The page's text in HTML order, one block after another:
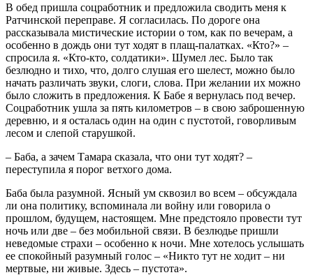
В обед пришла соцработник и предложила сводить меня к
Ратчинской переправе. Я согласилась. По дороге она
рассказывала мистические истории о том, как по вечерам, а
особенно в дождь они тут ходят в плащ-палатках. «Кто?» –
спросила я. «Кто-кто, солдатики». Шумел лес. Было так
безлюдно и тихо, что, долго слушая его шелест, можно было
начать различать звуки, слоги, слова. При желании их можно
было сложить в предложения. К Бабе я вернулась под вечер.
Соцработник ушла за пять километров – в свою заброшенную
деревню, и я осталась один на один с пустотой, говорливым
лесом и слепой старушкой.
– Баба, а зачем Тамара сказала, что они тут ходят? –
переступила я порог ветхого дома.
Баба была разумной. Ясный ум сквозил во всем – обсуждала
ли она политику, вспоминала ли войну или говорила о
прошлом, будущем, настоящем. Мне предстояло провести тут
ночь или две – без мобильной связи. В безлюдье пришли
неведомые страхи – особенно к ночи. Мне хотелось услышать
ее спокойный разумный голос – «Никто тут не ходит – ни
мертвые, ни живые. Здесь – пустота».